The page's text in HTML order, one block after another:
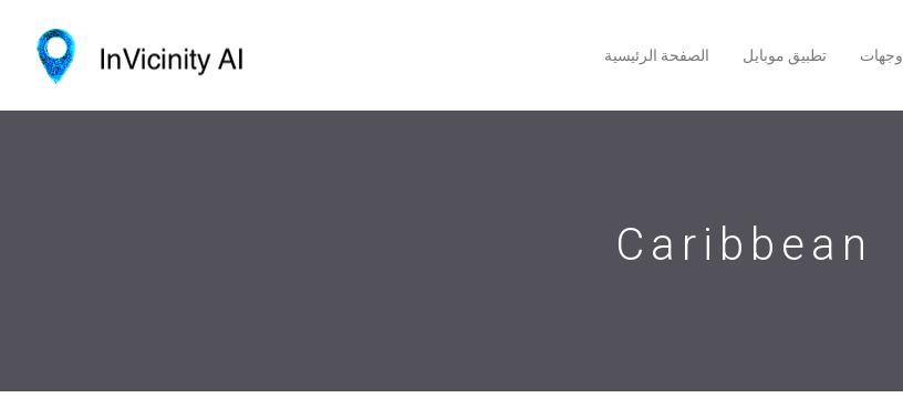
الصفحة الرئيسية تطبيق موبايل وجهات
Caribbean